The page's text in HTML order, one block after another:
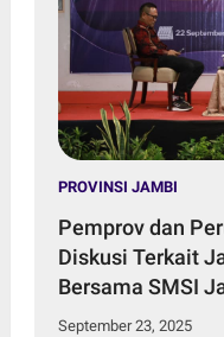
PROVINSI JAMBI
Pemprov dan
Diskusi Terkait
Bersama SMSI
September 23, 2025